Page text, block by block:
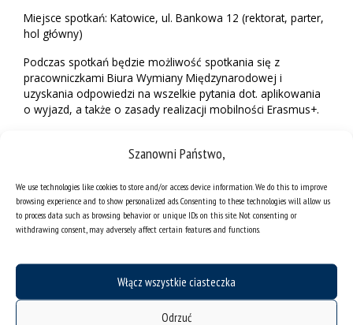
Szanowni Państwo,
We use technologies like cookies to store and/or access device information. We do this to improve
browsing experience and to show personalized ads. Consenting to these technologies will allow us
to process data such as browsing behavior or unique IDs on this site. Not consenting or
withdrawing consent, may adversely affect certain features and functions.
Włącz wszystkie ciasteczka
Odrzuć
Miejsce spotkań: Katowice, ul. Bankowa 12 (rektorat, parter,
hol główny)
Podczas spotkań będzie możliwość spotkania się z
pracowniczkami Biura Wymiany Międzynarodowej i
uzyskania odpowiedzi na wszelkie pytania dot. aplikowania
o wyjazd, a także o zasady realizacji mobilności Erasmus+.